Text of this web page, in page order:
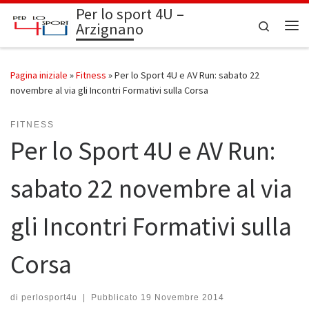
Passa al contenutoPer lo sport 4U –
Arzignano
Search
Pagina iniziale »Fitness »Per lo Sport 4U e AV Run: sabato 22
novembre al via gli Incontri Formativi sulla Corsa
FITNESS
Per lo Sport 4U e AV Run:
sabato 22 novembre al via
gli Incontri Formativi sulla
Corsa
di perlosport4u Pubblicato 19 Novembre 2014